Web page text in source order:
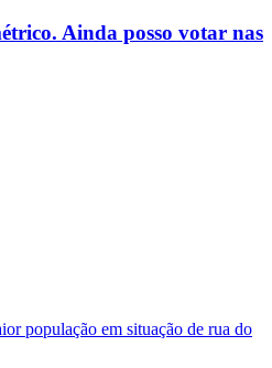
Ainda posso votar nas
população em situação de rua do